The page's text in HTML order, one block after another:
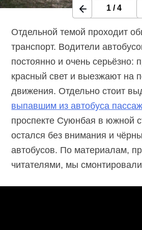
1 /4
Отдельной темой проходит
транспорт. Водители
постоянно и очень серьёзно:
красный свет и выезжают на
движения. Отдельно стоит
выпавшим из автобуса
проспекте Суюнбая в южной
остался без внимания и
автобусов. По материалам,
читателями, мы